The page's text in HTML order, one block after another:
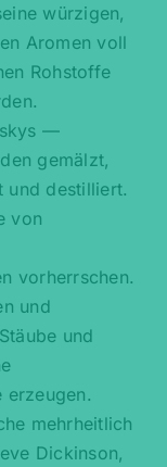
würzigen,
Aromen voll
Rohstoffe
—
gemälzt,
und destilliert.
von
vorherrschen.
und
und
erzeugen.
mehrheitlich
Dickinson,